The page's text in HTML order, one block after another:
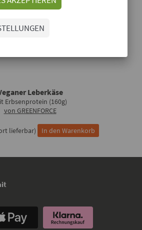
Leberkäse
Erbsenprotein (160g)
von GREENFORCE
lieferbar) In den Warenkorb